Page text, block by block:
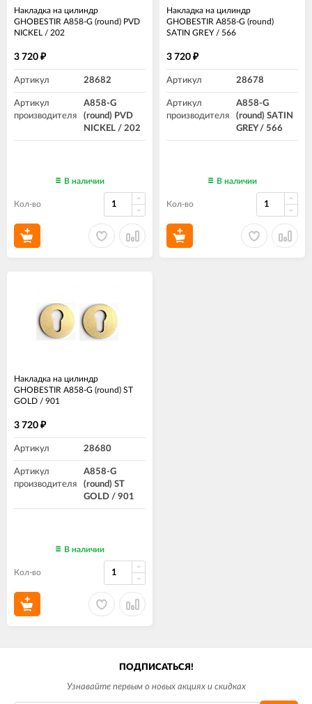
Накладка на цилиндр
GHOBESTIR A858-G (round) PVD
NICKEL / 202
3 720 ₽
Артикул 28682
Артикул
производителя
A858-G
(round) PVD
NICKEL / 202
В наличии
Кол-во
Накладка на цилиндр
GHOBESTIR A858-G (round)
SATIN GREY / 566
3 720 ₽
Артикул 28678
Артикул
производителя
A858-G
(round) SATIN
GREY / 566
В наличии
Кол-во
Накладка на цилиндр
GHOBESTIR A858-G (round) ST
GOLD / 901
3 720 ₽
Артикул 28680
Артикул
производителя
A858-G
(round) ST
GOLD / 901
В наличии
Кол-во
ПОДПИСАТЬСЯ!
Узнавайте первым о новых акциях и скидках